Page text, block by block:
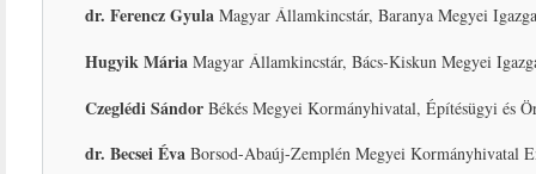
dr. Ferencz Gyula Magyar Államkincstár, Baranya Megyei
Hugyik Mária Magyar Államkincstár, Bács-Kiskun Megyei
Czeglédi Sándor Békés Megyei Kormányhivatal, Építésügyi és
dr. Becsei Éva Borsod-Abaúj-Zemplén Megyei Kormányhivatal